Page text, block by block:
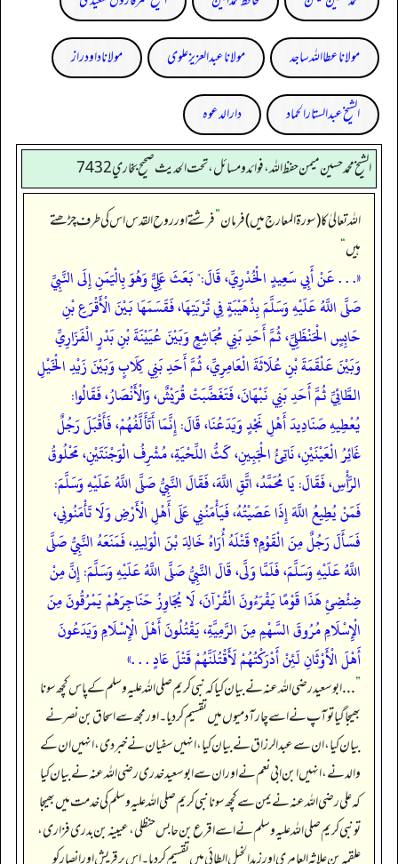
مولانا عطا اللہ ساجد مولانا عبد العزیز علوی مولانا داود راز
الشیخ عبدالستار الحماد دارالدعوہ
الشيخ محمد حسين ميمن حفظ الله، فوائد و مسائل، تحت الحديث صحيح بخاري 7432
اللہ تعالیٰ کا (سورۃ المعارج میں) فرمان”فرشتے اور روح القدس اس کی طرف چڑھتے
ہیں“
«. . . عَنْ أَبِي سَعِيدٍ الْخُدْرِيِّ، قَالَ:" بَعَثَ عَلِيٌّ وَهُوَ بِالْيَمَنِ إِلَى النَّبِيِّ
صَلَّى اللَّهُ عَلَيْهِ وَسَلَّمَ بِذُهَيْبَةٍ فِي تُرْبَتِهَا، فَقَسَمَهَا بَيْنَ الْأَقْرَعِ بْنِ
حَابِسٍ الْحَنْظَلِيِّ، ثُمَّ أَحَدِ بَنِي مُجَاشِعٍ وَبَيْنَ عُيَيْنَةَ بْنِ بَدْرٍ الْفَزَارِيِّ
وَبَيْنَ عَلْقَمَةَ بْنِ عُلَاثَةَ الْعَامِرِيِّ، ثُمَّ أَحَدِ بَنِي كِلَابٍ وَبَيْنَ زَيْدِ الْخَيْلِ
الطَّائِيِّ ثُمَّ أَحَدِ بَنِي نَبْهَانَ، فَتَغَضَّبَتْ قُرَيْشٌ، وَالْأَنْصَارُ، فَقَالُوا:
يُعْطِيهِ صَنَادِيدَ أَهْلِ نَجْدٍ وَيَدَعُنَا، قَالَ: إِنَّمَا أَتَأَلَّفُهُمْ، فَأَقْبَلَ رَجُلٌ
غَائِرُ الْعَيْنَيْنِ، نَاتِئُ الْجَبِينِ، كَثُّ اللِّحْيَةِ، مُشْرِفُ الْوَجْنَتَيْنِ، مَحْلُوقُ
الرَّأْسِ، فَقَالَ: يَا مُحَمَّدُ، اتَّقِ اللَّهَ، فَقَالَ النَّبِيُّ صَلَّى اللَّهُ عَلَيْهِ وَسَلَّمَ:
فَمَنْ يُطِيعُ اللَّهَ إِذَا عَصَيْتُهُ، فَيَأْمَنُنِي عَلَى أَهْلِ الْأَرْضِ وَلَا تَأْمَنُونِي،
فَسَأَلَ رَجُلٌ مِنَ الْقَوْمِ؟ قَتْلَهُ أُرَاهُ خَالِدَ بْنَ الْوَلِيدِ، فَمَنَعَهُ النَّبِيُّ صَلَّى
اللَّهُ عَلَيْهِ وَسَلَّمَ، فَلَمَّا وَلَّى، قَالَ النَّبِيُّ صَلَّى اللَّهُ عَلَيْهِ وَسَلَّمَ: إِنَّ مِنْ
ضِئْضِئِ هَذَا قَوْمًا يَقْرَءُونَ الْقُرْآنَ، لَا يُجَاوِزُ حَنَاجِرَهُمْ يَمْرُقُونَ مِنَ
الْإِسْلَامِ مُرُوقَ السَّهْمِ مِنَ الرَّمِيَّةِ، يَقْتُلُونَ أَهْلَ الْإِسْلَامِ وَيَدَعُونَ
أَهْلَ الْأَوْثَانِ لَئِنْ أَدْرَكْتُهُمْ لَأَقْتُلَنَّهُمْ قَتْلَ عَادٍ . . .»
”. . . ابوسعید رضی اللہ عنہ نے بیان کیا کہ نبی کریم صلی اللہ علیہ وسلم کے پاس کچھ سونا
بھیجا گیا تو آپ نے اسے چار آدمیوں میں تقسیم کر دیا۔ اور مجھ سے اسحاق بن نصر نے
بیان کیا، ان سے عبدالرزاق نے بیان کیا، انہیں سفیان نے خبر دی، انہیں ان کے
والد نے، انہیں ابن ابی نعم نے اور ان سے ابو سعید خدری رضی اللہ عنہ نے بیان کیا
کہ علی رضی اللہ عنہ نے یمن سے کچھ سونا نبی کریم صلی اللہ علیہ وسلم کی خدمت میں بھیجا
تو نبی کریم صلی اللہ علیہ وسلم نے اسے اقرع بن حابس حنظلی، عیینہ بن بدری فزاری،